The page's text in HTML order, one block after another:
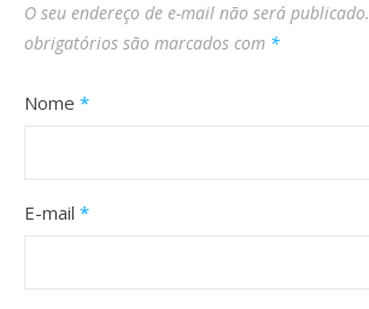
O seu endereço de e-mail não será publicado.
obrigatórios são marcados com *
Nome *
E-mail *